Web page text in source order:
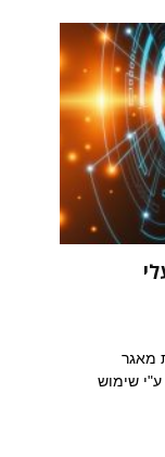
מאגר
ע"י שימוש